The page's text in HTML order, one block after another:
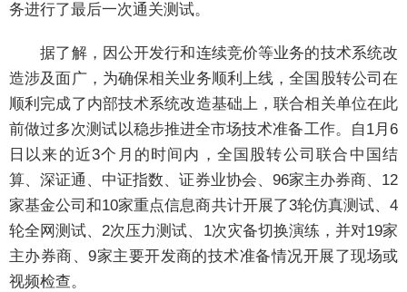
务进行了最后一次通关测试。
据了解，因公开发行和连续竞价等业务的技术系统改
造涉及面广，为确保相关业务顺利上线，全国股转公司在
顺利完成了内部技术系统改造基础上，联合相关单位在此
前做过多次测试以稳步推进全市场技术准备工作。自1月6
日以来的近3个月的时间内，全国股转公司联合中国结
算、深证通、中证指数、证券业协会、96家主办券商、12
家基金公司和10家重点信息商共计开展了3轮仿真测试、4
轮全网测试、2次压力测试、1次灾备切换演练，并对19家
主办券商、9家主要开发商的技术准备情况开展了现场或
视频检查。